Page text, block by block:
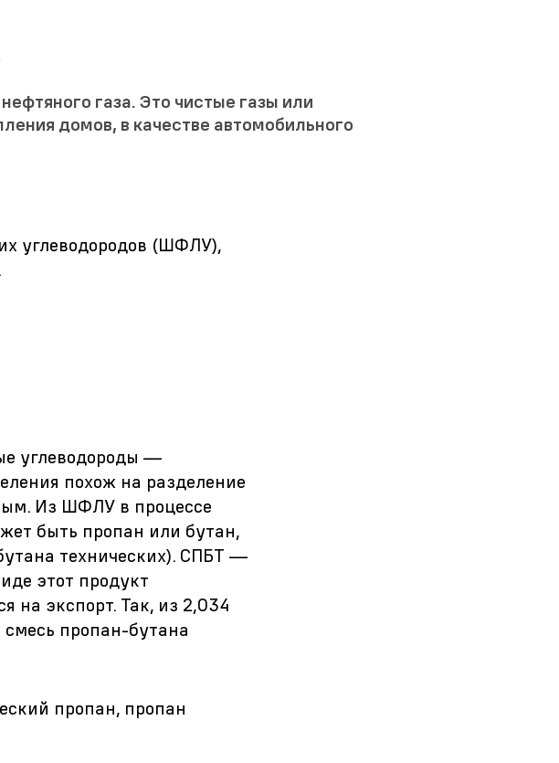
газа. Это чистые газы или
домов, в качестве автомобильного
углеводородов (ШФЛУ),
углеводороды —
похож на разделение
Из ШФЛУ в процессе
быть пропан или бутан,
технических). СПБТ —
этот продукт
на экспорт. Так, из 2,034
смесь пропан-бутана
пропан, пропан